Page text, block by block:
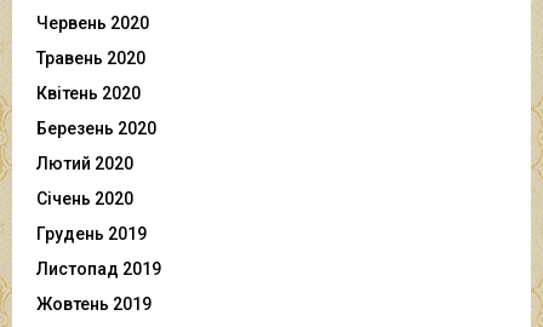
Червень 2020
Травень 2020
Квітень 2020
Березень 2020
Лютий 2020
Січень 2020
Грудень 2019
Листопад 2019
Жовтень 2019